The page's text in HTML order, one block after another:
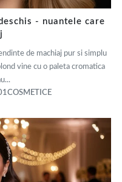
- nuantele care
de machiaj pur si simplu
vine cu o paleta cromatica